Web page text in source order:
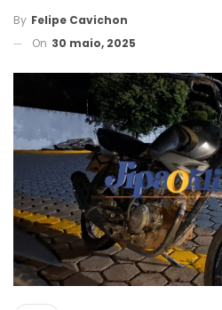
By Felipe Cavichon
On 30 maio, 2025